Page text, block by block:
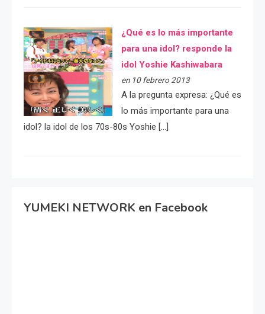
¿Qué es lo más importante
para una idol? responde la
idol Yoshie Kashiwabara
en 10 febrero 2013
A la pregunta expresa: ¿Qué es
lo más importante para una
idol? la idol de los 70s-80s Yoshie […]
YUMEKI NETWORK en Facebook